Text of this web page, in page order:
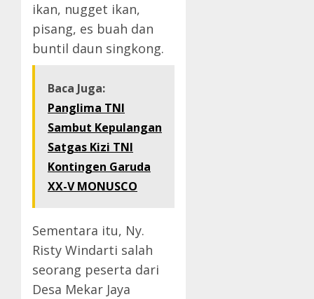
ikan, nugget ikan,
pisang, es buah dan
buntil daun singkong.
Baca Juga:
Panglima TNI
Sambut Kepulangan
Satgas Kizi TNI
Kontingen Garuda
XX-V MONUSCO
Sementara itu, Ny.
Risty Windarti salah
seorang peserta dari
Desa Mekar Jaya